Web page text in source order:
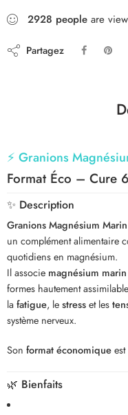
2928 people are
Partagez
⚡ Granions
Format Éco – Cure
✨ Description
Granions Magnésium
un complément alimentaire
quotidiens en magnésium.
Il associe magnésium marin
formes hautement
la fatigue, lestresset les
système nerveux.
Son format économique
🌿 Bienfaits